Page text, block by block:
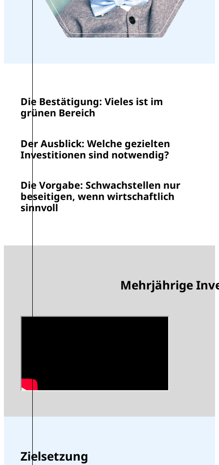
Die Bestätigung: Vieles ist im
grünen Bereich
Der Ausblick: Welche gezielten
Investitionen sind notwendig?
Die Vorgabe: Schwachstellen nur
beseitigen, wenn wirtschaftlich
sinnvoll
Mehrjährige
Zielsetzung